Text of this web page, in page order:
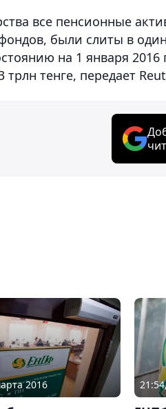
все пенсионные
были слиты в
на 1 января
тенге, передает
2016